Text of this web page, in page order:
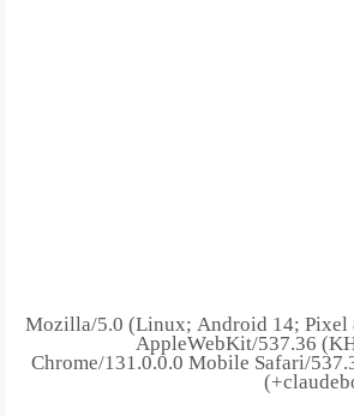
216.73.216.164 Mozilla/5.0 (Linux; Android 14;
AppleWebKit/537.36
Chrome/131.0.0.0 Mobile Safari/